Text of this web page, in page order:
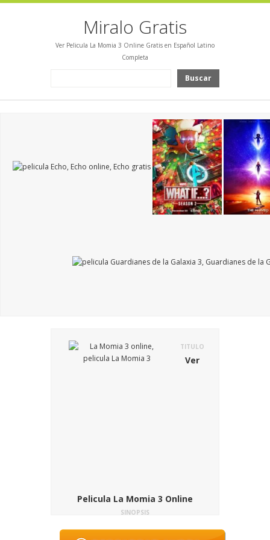
Miralo Gratis
Ver Pelicula La Momia 3 Online Gratis en Español Latino
Completa
Buscar
TITULO
Ver
Pelicula La Momia 3 Online
SINOPSIS
Emperador Dragon, Alex es un